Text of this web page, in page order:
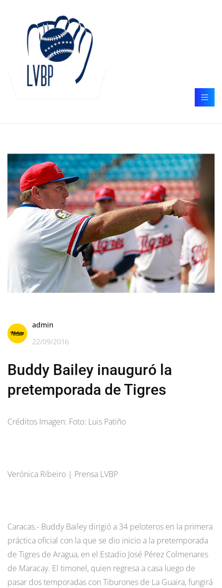
admin
22/09/2016
Buddy Bailey inauguró la
pretemporada de Tigres
Créditos Imagen: Foto: Luis Patiño
Verónica Ribeiro | Prensa LVBP
Caracas.- Buddy Bailey dirigió a 34 peloteros en la primera
práctica oficial con la que se dio inicio a la pretemporada
de Tigres de Aragua, en el Estadio José Pérez Colmenares
de Maracay. El timonel, quien regresa a casa luego de
pasar dos temporadas con Tiburones de La Guaira, fungirá